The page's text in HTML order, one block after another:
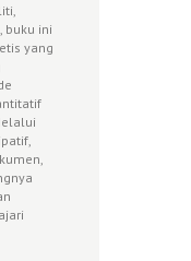
buku ini
yang